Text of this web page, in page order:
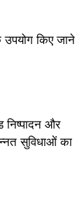
किए जाने
और
सुविधाओं का